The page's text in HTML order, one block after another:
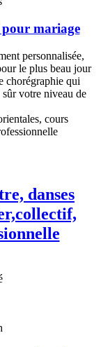
mariage
personnalisée,
le plus beau jour
chorégraphie qui
sûr votre niveau de
danses